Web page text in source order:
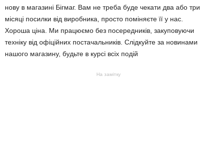
нову в магазині Бігмаг. Вам не треба буде чекати два або три
місяці посилки від виробника, просто поміняєте її у нас.
Хороша ціна. Ми працюємо без посередників, закуповуючи
техніку від офіційних постачальників. Слідкуйте за новинами
нашого магазину, будьте в курсі всіх подій
На замітку